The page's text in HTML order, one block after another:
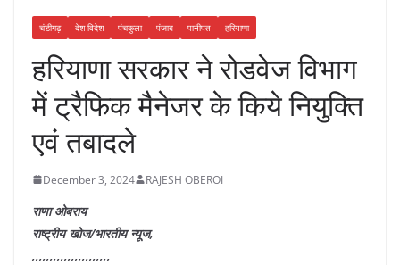
चंडीगढ़ देश-विदेश पंचकुला पंजाब पानीपत हरियाणा
हरियाणा सरकार ने रोडवेज विभाग
में ट्रैफिक मैनेजर के किये नियुक्ति
एवं तबादले
December 3, 2024 RAJESH OBEROI
राणा ओबराय
राष्ट्रीय खोज/भारतीय न्यूज,
,,,,,,,,,,,,,,,,,,,,,,